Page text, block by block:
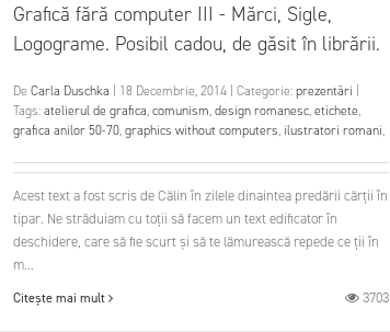
Grafică fără computer III - Mărci, Sigle,
Logograme. Posibil cadou, de găsit în librării.
De Carla Duschka 18 Decembrie, 2014 Categorie:prezentări
Tags:atelierul de grafica,comunism,design romanesc,etichete,
grafica anilor 50-70,graphics without computers, ilustratori romani,
Acest text a fost scris de Călin în zilele dinaintea predării cărții în
tipar. Ne străduiam cu toții să facem un text edificator în
deschidere, care să fie scurt și să te lămurească repede ce ții în
m...
Citește mai mult 3703